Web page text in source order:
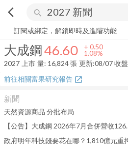
arrow_back_ios search
大成鋼 46.60 + 1.08%
訂閱或綁定，解鎖即時及進階功能
大成鋼46.60 + 0.50
1.08%
2027 上市 量: 16,824張 更新:08/07 收盤
前往相關富果研究報告 open_in_new
新聞
天然資源商品 分批布局